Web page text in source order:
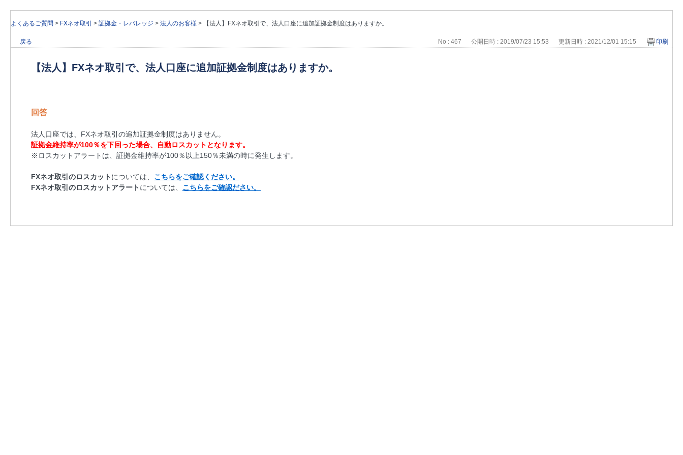
よくあるご質問 > FXネオ取引 > 証拠金・レバレッジ > 法人のお客様 > 【法人】FXネオ取引で、法人口座に追加証拠金制度はありますか。
戻る No : 467 公開日時 : 2019/07/23 15:53 更新日時 : 2021/12/01 15:15 印刷
【法人】FXネオ取引で、法人口座に追加証拠金制度はありますか。
回答
法人口座では、FXネオ取引の追加証拠金制度はありません。
証拠金維持率が100％を下回った場合、自動ロスカットとなります。
※ロスカットアラートは、証拠金維持率が100％以上150％未満の時に発生します。
FXネオ取引のロスカットについては、 こちらをご確認ください。
FXネオ取引のロスカットアラートについては、 こちらをご確認ださい。